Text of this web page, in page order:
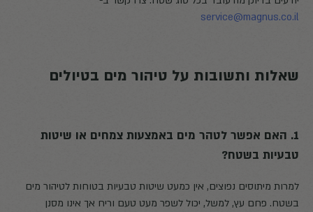
service@magnus.co.il
שאלות ותשובות על טיהור מים בטיולים
1. האם אפשר לטהר מים באמצעות צמחים או שיטות
טבעיות בשטח?
למרות מיתוסים נפוצים, אין כמעט שיטות טבעיות בטוחות לטיהור מים
בשטח. פחם עץ, למשל, יכול לשפר מעט טעם וריח אך אינו מסנן